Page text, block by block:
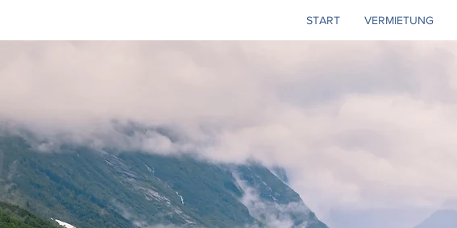
START VERMIETUNG